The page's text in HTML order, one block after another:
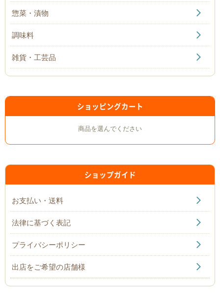
惣菜・漬物
調味料
雑貨・工芸品
ショッピングカート
商品を選んでください
ショップガイド
お支払い・送料
法律に基づく表記
プライバシーポリシー
出店をご希望の店舗様